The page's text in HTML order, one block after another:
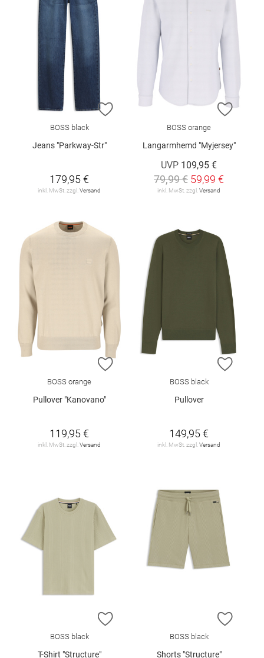
ZUR WUNSCHLISTE HINZUFÜGEN
BOSS black
Jeans "Parkway-Str"
179,95 €
inkl. MwSt. zzgl. Versand
ZUR
BOSS orange
Langarmhemd "Myjersey"
UVP 109,95 €
79,99 € 59,99 €
inkl. MwSt. zzgl. Versand
ZUR WUNSCHLISTE HINZUFÜGEN
BOSS orange
Pullover "Kanovano"
119,95 €
inkl. MwSt. zzgl.Versand
ZUR
BOSS black
Pullover
149,95 €
inkl. MwSt. zzgl.Versand
ZUR WUNSCHLISTE HINZUFÜGEN
BOSS black
T-Shirt "Structure"
ZUR
BOSS black
Shorts "Structure"